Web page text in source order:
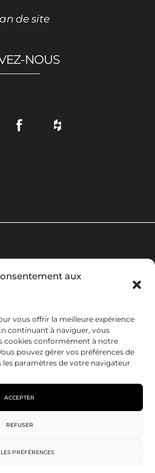
aux
vous offrir la meilleure expérience
continuant à naviguer, vous
cookies conformément à notre
pouvez gérer vos préférences de
paramètres de votre navigateur
ACCEPTER
REFUSER
PRÉFÉRENCES
de site
NOUS
légales
de cookies
générales